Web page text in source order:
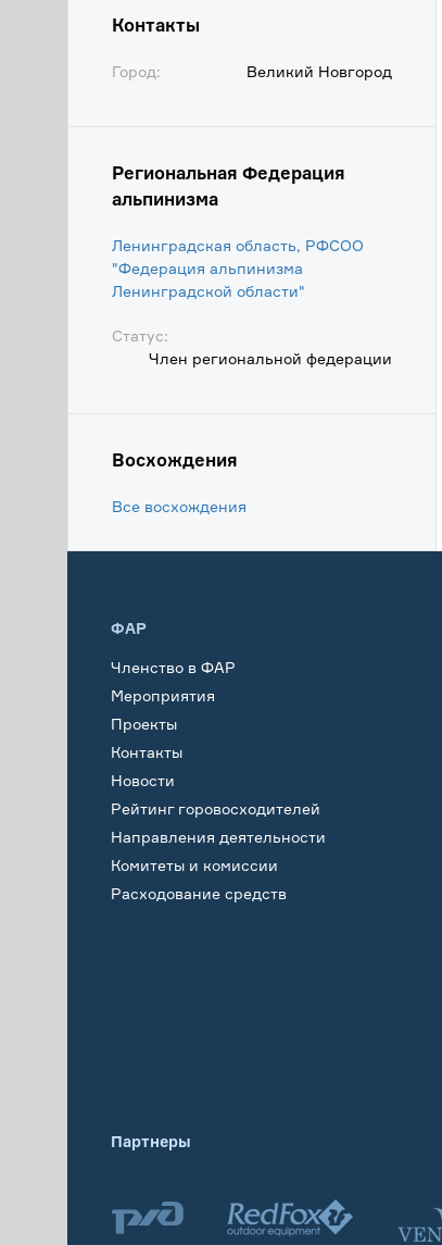
Контакты
Город: Великий Новгород
Региональная Федерация
альпинизма
Ленинградская область, РФСОО
"Федерация альпинизма
Ленинградской области"
Статус:
Член региональной федерации
Восхождения
Все восхождения
ФАР
Членство в ФАР
Мероприятия
Проекты
Контакты
Новости
Рейтинг горовосходителей
Направления деятельности
Комитеты и комиссии
Расходование средств
Партнеры